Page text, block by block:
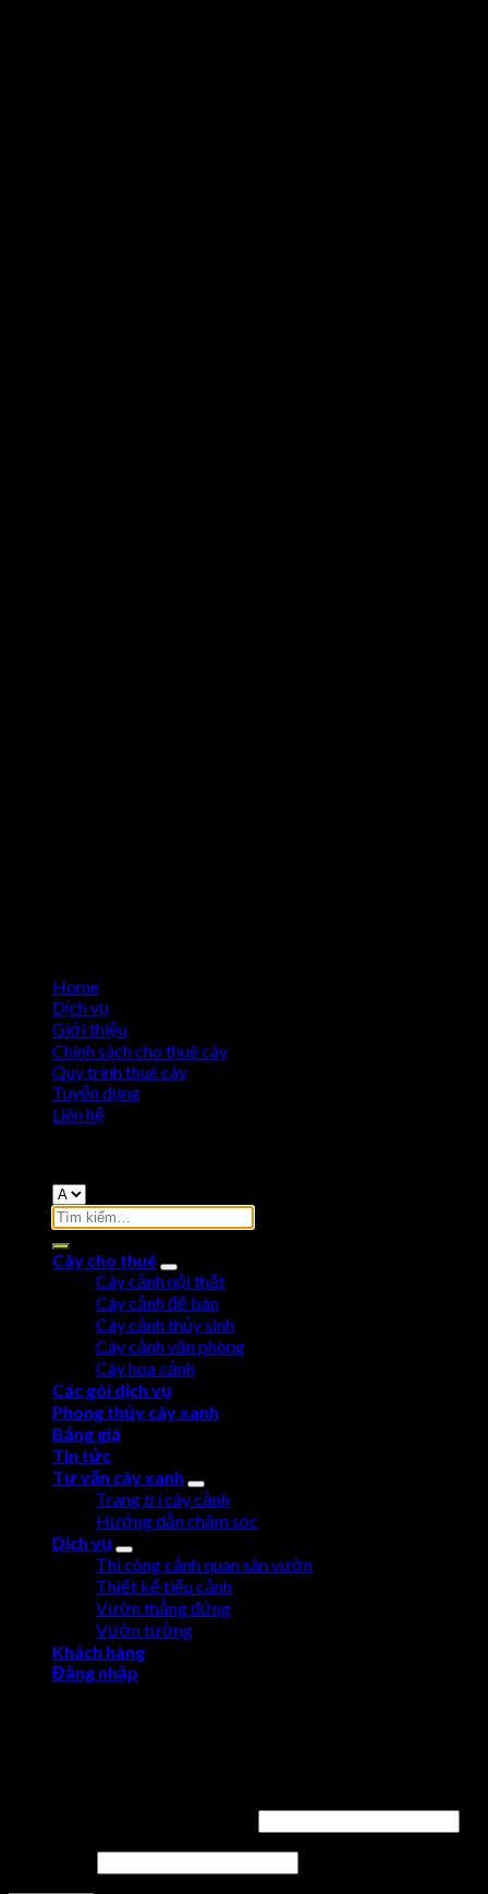
Home
Dịch vụ
Giới thiệu
Chính sách cho thuê cây
Quy trình thuê cây
Tuyển dụng
Liên hệ
Cây cho thuê
Cây cảnh nội thất
Cây cảnh để bàn
Cây cảnh thủy sinh
Cây cảnh văn phòng
Cây hoa cảnh
Các gói dịch vụ
Phong thủy cây xanh
Bảng giá
Tin tức
Tư vấn cây xanh
Trang trí cây cảnh
Hướng dẫn chăm sóc
Dịch vụ
Thi công cảnh quan sân vườn
Thiết kế tiểu cảnh
Vườn thẳng đứng
Vườn tường
Khách hàng
Đăng nhập